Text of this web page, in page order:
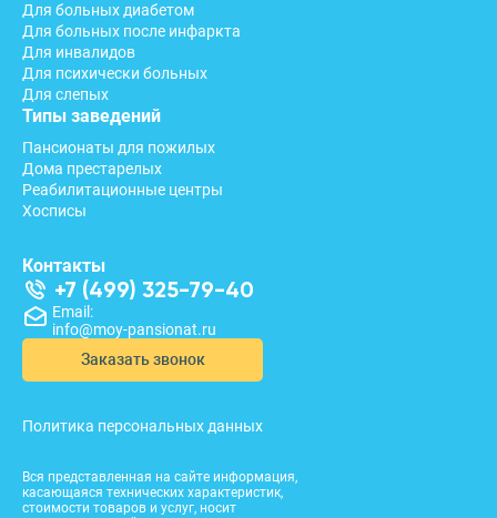
Вся представленная на сайте информация,
касающаяся технических характеристик,
стоимости товаров и услуг, носит
Для больных диабетом
Для больных после инфаркта
Для инвалидов
Для психически больных
Для слепых
Типы заведений
Пансионаты для пожилых
Дома престарелых
Реабилитационные центры
Хосписы
Контакты
+7 (499) 325-79-40
Email:
info@moy-pansionat.ru
Заказать звонок
Политика персональных данных